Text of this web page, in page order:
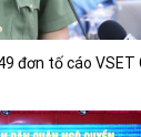
đơn tố cáo